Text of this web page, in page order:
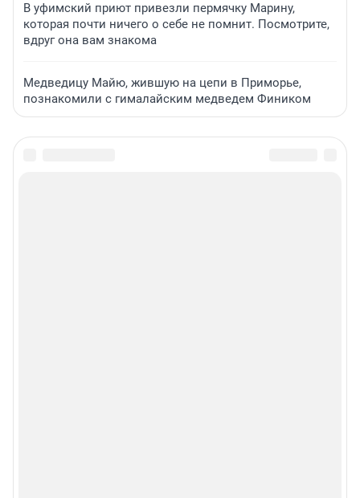
В уфимский приют привезли пермячку Марину,
которая почти ничего о себе не помнит. Посмотрите,
вдруг она вам знакома
Медведицу Майю, жившую на цепи в Приморье,
познакомили с гималайским медведем Фиником